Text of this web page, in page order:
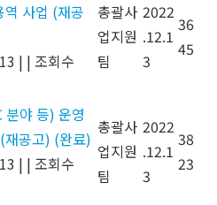
사업 (재공
| | 조회수
총괄사
업지원
팀
2022
.12.1
3
36
45
야 등) 운영
재공고) (완료)
| | 조회수
총괄사
업지원
팀
2022
.12.1
3
38
23